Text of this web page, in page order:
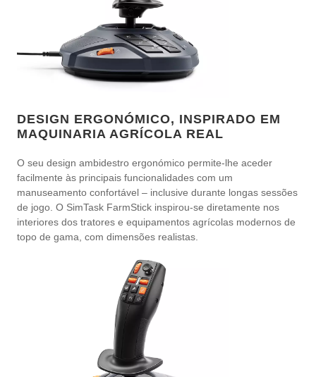
DESIGN ERGONÓMICO, INSPIRADO EM
MAQUINARIA AGRÍCOLA REAL
O seu design ambidestro ergonómico permite-lhe aceder
facilmente às principais funcionalidades com um
manuseamento confortável – inclusive durante longas sessões
de jogo. O SimTask FarmStick inspirou-se diretamente nos
interiores dos tratores e equipamentos agrícolas modernos de
topo de gama, com dimensões realistas.